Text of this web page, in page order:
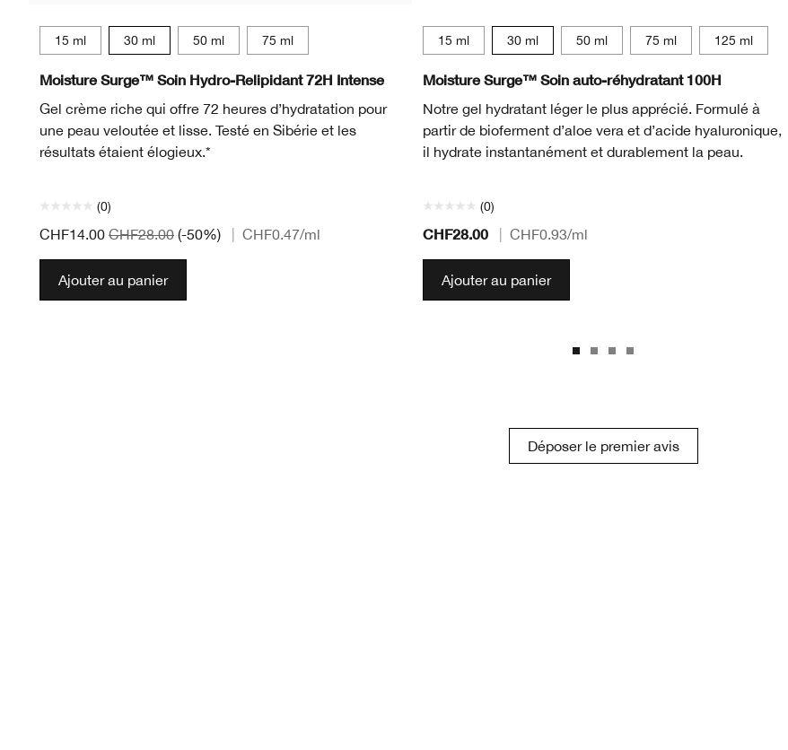
15 ml 30 ml 50 ml 75 ml
Moisture Surge™ Soin Hydro-Relipidant 72H Intense
Gel crème riche qui offre 72 heures d’hydratation pour
une peau veloutée et lisse. Testé en Sibérie et les
résultats étaient élogieux.*
(0)
CHF14.00 CHF28.00 (-50%) CHF0.47/ml
Ajouter au panier
15 ml 30 ml 50 ml 75 ml 125 ml
Moisture Surge™ Soin auto-réhydratant 100H
Notre gel hydratant léger le plus apprécié. Formulé à
partir de bioferment d’aloe vera et d’acide hyaluronique,
il hydrate instantanément et durablement la peau.
(0)
CHF28.00 CHF0.93/ml
Ajouter au panier
Déposer le premier avis